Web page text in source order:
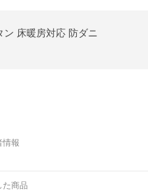
床暖房対応 防ダニ
情報
た商品